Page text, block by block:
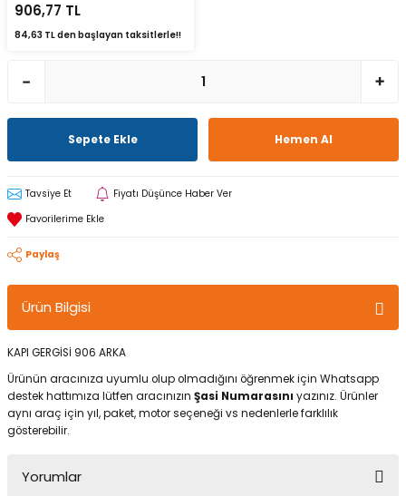
906,77 TL
84,63 TL den başlayan taksitlerle!!
Sepete Ekle Hemen Al
Tavsiye Et Fiyatı Düşünce Haber Ver
Paylaş
Ürün Bilgisi
KAPI GERGİSİ 906 ARKA
Ürünün aracınıza uyumlu olup olmadığını öğrenmek için Whatsapp
destek hattımıza lütfen aracınızın Şasi Numarasını yazınız. Ürünler
aynı araç için yıl, paket, motor seçeneği vs nedenlerle farklılık
gösterebilir.
Yorumlar